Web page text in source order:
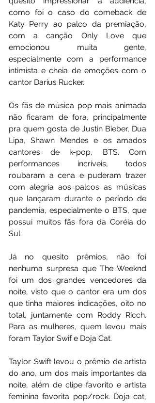
como foi o caso do comeback de
Katy Perry ao palco da premiação,
com a canção Only Love que
emocionou muita gente,
especialmente com a performance
intimista e cheia de emoções com o
cantor Darius Rucker.
Os fãs de música pop mais animada
não ficaram de fora, principalmente
pra quem gosta de Justin Bieber, Dua
Lipa, Shawn Mendes e os amados
cantores de k-pop, BTS. Com
performances incríveis, todos
roubaram a cena e puderam trazer
com alegria aos palcos as músicas
que lançaram durante o período de
pandemia, especialmente o BTS, que
possui muitos fãs fora da Coréia do
Sul.
Já no quesito prêmios, não foi
nenhuma surpresa que The Weeknd
foi um dos grandes vencedores da
noite, visto que o cantor era um dos
que tinha maiores indicações, oito no
total, juntamente com Roddy Ricch.
Para as mulheres, quem levou mais
foram Taylor Swif e Doja Cat.
Taylor Swift levou o prêmio de artista
do ano, um dos mais importantes da
noite, além de clipe favorito e artista
feminina favorita pop/rock. Doja cat,